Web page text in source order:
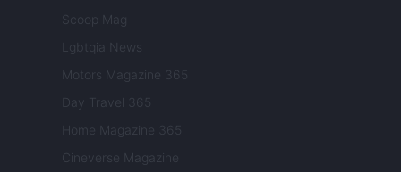
Scoop Mag
Lgbtqia News
Motors Magazine 365
Day Travel 365
Home Magazine 365
Cineverse Magazine